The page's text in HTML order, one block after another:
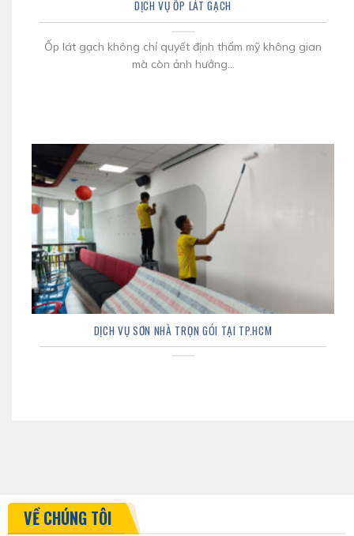
DỊCH VỤ ỐP LÁT GẠCH
Ốp lát gạch không chỉ quyết định thẩm mỹ không gian
mà còn ảnh hưởng...
DỊCH VỤ SƠN NHÀ TRỌN GÓI TẠI TP.HCM
VỀ CHÚNG TÔI